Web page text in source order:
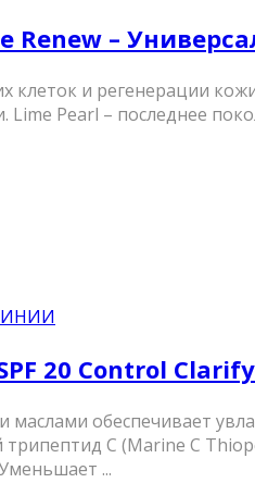
Renew –
и регенерации
Pearl – последнее
20 Control
обеспечивает
С (Marine C
...